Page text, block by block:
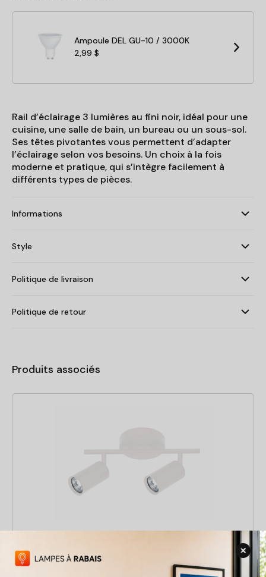
Ampoule DEL GU-10 / 3000K
2,99 $
Rail d’éclairage 3 lumières au fini noir, idéal pour une
cuisine, une salle de bain, un bureau ou un sous-sol.
Ses têtes pivotantes vous permettent d’adapter
l’éclairage selon vos besoins. Un choix à la fois
moderne et pratique, qui s’intègre facilement à
différents types de pièces.
Informations
Style
Politique de livraison
Politique de retour
Produits associés
Rail d'éclairage Flem-2WT
28 $54 $ Rabais